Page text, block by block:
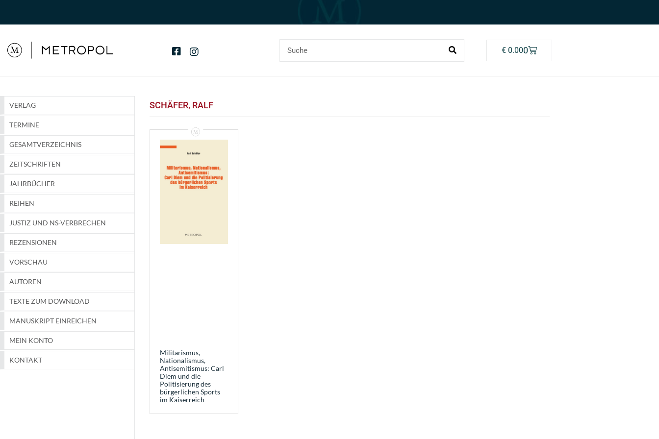
€0.000
VERLAG
TERMINE
GESAMTVERZEICHNIS
ZEITSCHRIFTEN
JAHRBÜCHER
REIHEN
JUSTIZ UND NS-VERBRECHEN
REZENSIONEN
VORSCHAU
AUTOREN
TEXTE ZUM DOWNLOAD
MANUSKRIPT EINREICHEN
MEIN KONTO
KONTAKT
SCHÄFER‚ RALF
Militarismus,
Nationalismus,
Antisemitismus: Carl
Diem und die
Politisierung des
bürgerlichen Sports
im Kaiserreich